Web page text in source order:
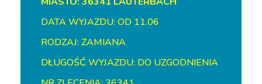
DATA WYJAZDU: OD 11.06
RODZAJ: ZAMIANA
DŁUGOŚĆ WYJAZDU: DO UZGODNIENIA